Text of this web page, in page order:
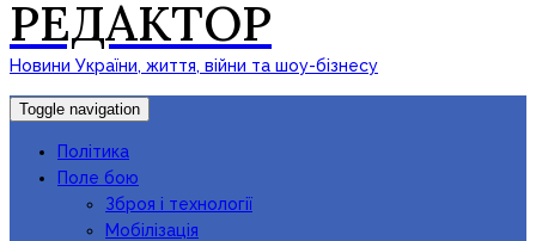
РЕДАКТОР
Новини України, життя, війни та шоу-бізнесу
Toggle navigation
Політика
Поле бою
Зброя і технології
Мобілізація